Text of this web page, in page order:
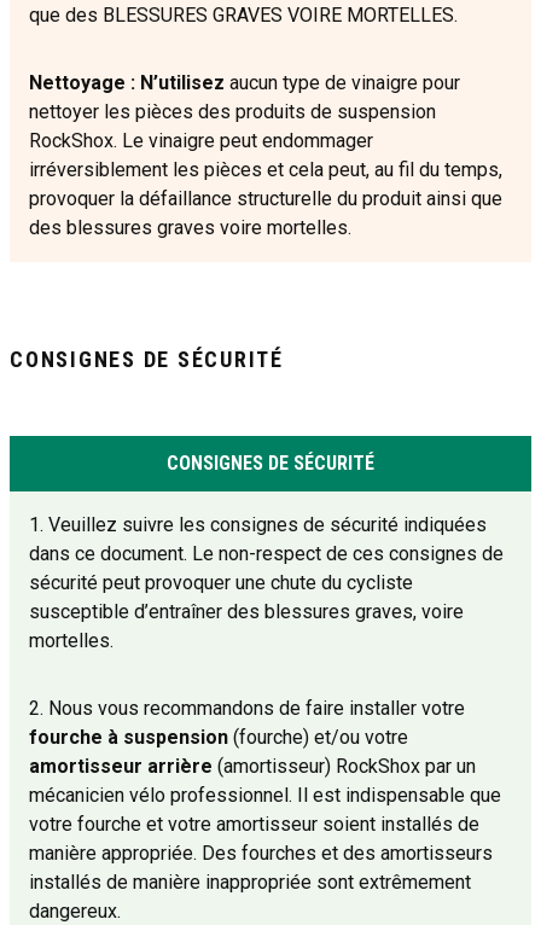
que des BLESSURES GRAVES VOIRE MORTELLES.
Nettoyage : N’utilisez aucun type de vinaigre pour
nettoyer les pièces des produits de suspension
RockShox. Le vinaigre peut endommager
irréversiblement les pièces et cela peut, au fil du temps,
provoquer la défaillance structurelle du produit ainsi que
des blessures graves voire mortelles.
CONSIGNES DE SÉCURITÉ
CONSIGNES DE SÉCURITÉ
1. Veuillez suivre les consignes de sécurité indiquées
dans ce document. Le non-respect de ces consignes de
sécurité peut provoquer une chute du cycliste
susceptible d’entraîner des blessures graves, voire
mortelles.
2. Nous vous recommandons de faire installer votre
fourche à suspension (fourche) et/ou votre
amortisseur arrière (amortisseur) RockShox par un
mécanicien vélo professionnel. Il est indispensable que
votre fourche et votre amortisseur soient installés de
manière appropriée. Des fourches et des amortisseurs
installés de manière inappropriée sont extrêmement
dangereux.